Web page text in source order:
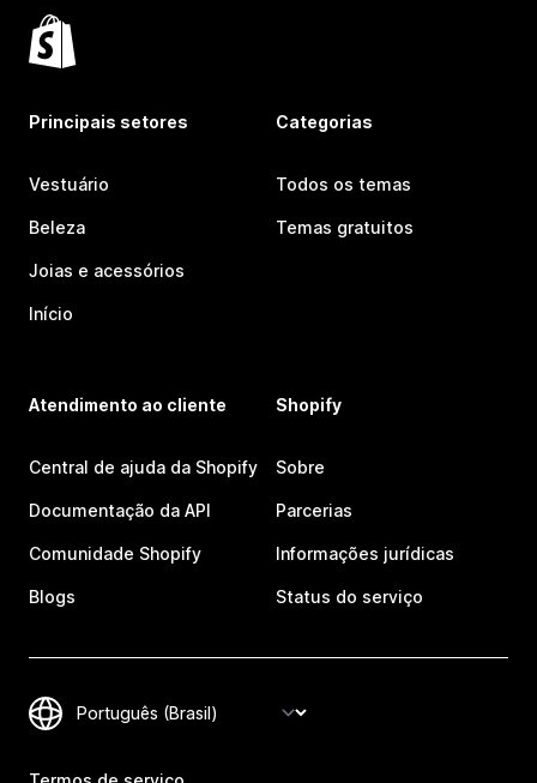
Principais setores
Vestuário
Beleza
Joias e acessórios
Início
Categorias
Todos os temas
Temas gratuitos
Atendimento ao cliente
Central de ajuda da Shopify
Documentação da API
Comunidade Shopify
Blogs
Shopify
Sobre
Parcerias
Informações jurídicas
Status do serviço